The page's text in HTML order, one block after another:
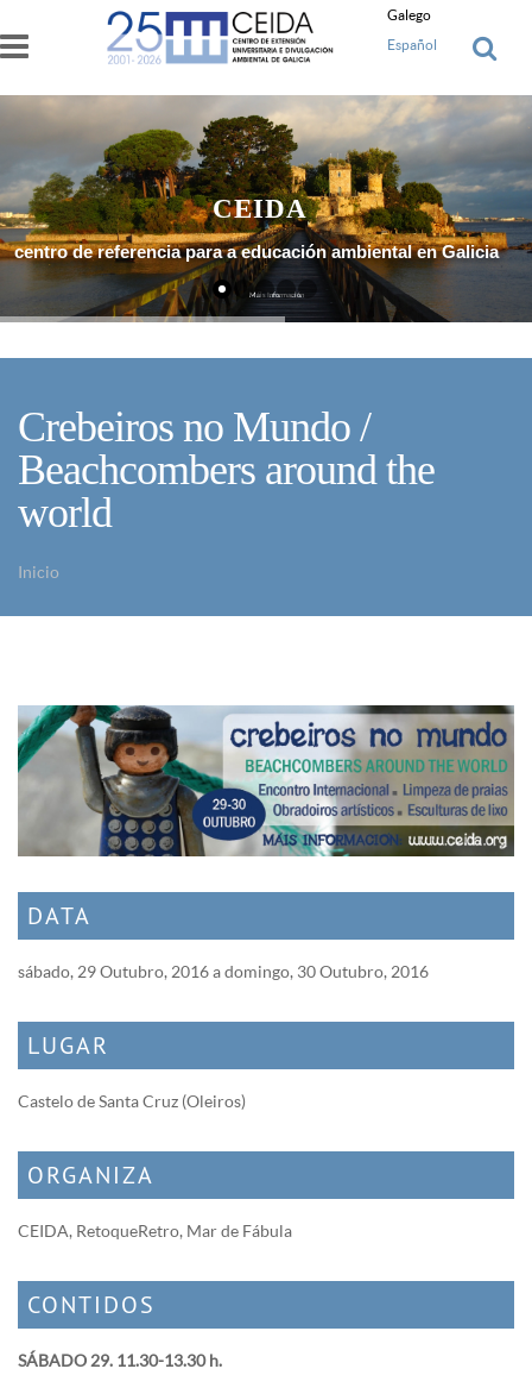
Ir o contido principal
Galego
Español
centro de referencia para a educación ambiental en Galicia
Máis Información
CEIDA
Crebeiros no Mundo /
Beachcombers around the
world
Inicio
DATA
sábado, 29 Outubro, 2016adomingo, 30 Outubro, 2016
LUGAR
Castelo de Santa Cruz (Oleiros)
ORGANIZA
CEIDA, RetoqueRetro, Mar de Fábula
CONTIDOS
SÁBADO 29. 11.30-13.30 h.